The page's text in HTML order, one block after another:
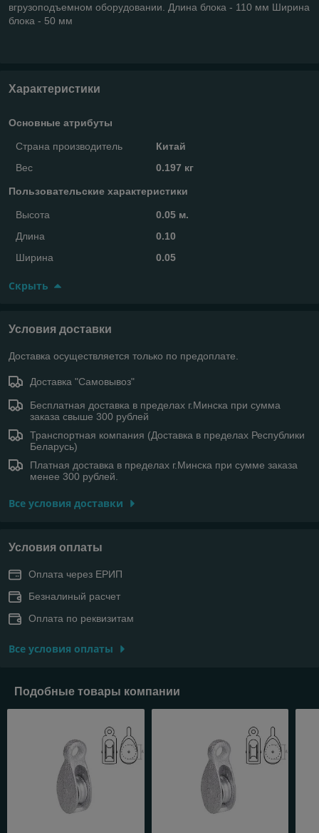
вгрузоподъемном оборудовании. Длина блока - 110 мм Ширина
блока - 50 мм
Характеристики
Основные атрибуты
Страна производитель
Китай
Вес
0.197 кг
Пользовательские характеристики
Высота
0.05 м.
Длина
0.10
Ширина
0.05
Скрыть
Условия доставки
Доставка осуществляется только по предоплате.
Доставка "Самовывоз"
Бесплатная доставка в пределах г.Минска при сумма
заказа свыше 300 рублей
Транспортная компания (Доставка в пределах Республики
Беларусь)
Платная доставка в пределах г.Минска при сумме заказа
менее 300 рублей.
Все условия доставки
Условия оплаты
Оплата через ЕРИП
Безналиный расчет
Оплата по реквизитам
Все условия оплаты
Подобные товары компании